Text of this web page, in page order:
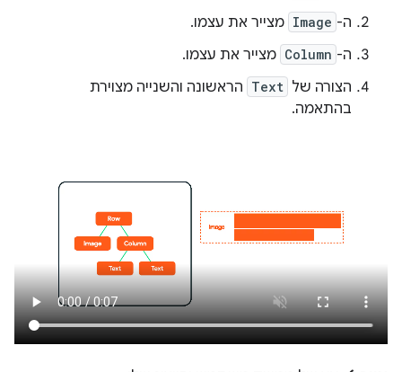
ה- Image מצייר את עצמו.
ה- Column מצייר את עצמו.
הצורה של Text הראשונה והשנייה מצוירת
בהתאמה.